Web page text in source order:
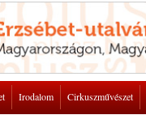
Irodalom Cirkuszművészet